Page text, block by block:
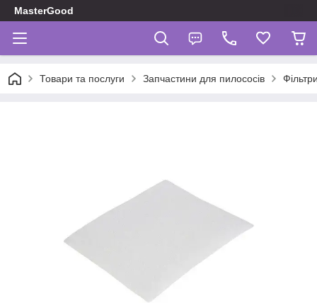
MasterGood
Товари та послуги Запчастини для пилососів